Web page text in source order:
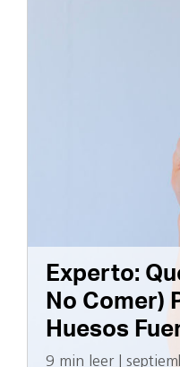
Experto:
No Comer)
Huesos
9 min leer